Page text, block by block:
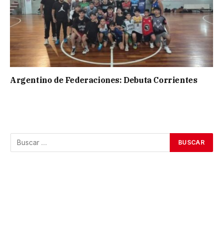
Argentino de Federaciones: Debuta Corrientes